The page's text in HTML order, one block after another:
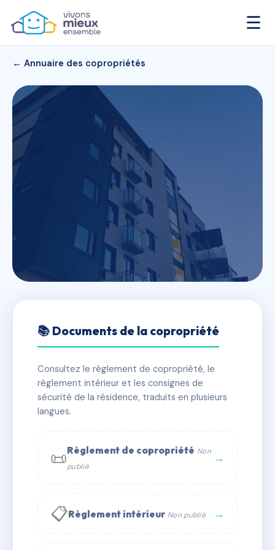
☰
← Annuaire des copropriétés
GUYOT-LARCHON
✓ Immatriculée 🏠 10 lots 🏗 1 bâtiment(s)
📞 Contacter Syndic Digital
📚 Documents de la copropriété
Consultez le règlement de copropriété, le
règlement intérieur et les consignes de
sécurité de la résidence, traduits en plusieurs
langues.
📜Règlement de copropriété Non
publié
→
📋Règlement intérieur Non publié →